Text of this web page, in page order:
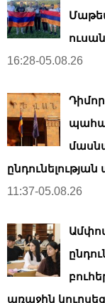
16:28-05.08.26
ընդունելության
11:37-05.08.26
առաջին